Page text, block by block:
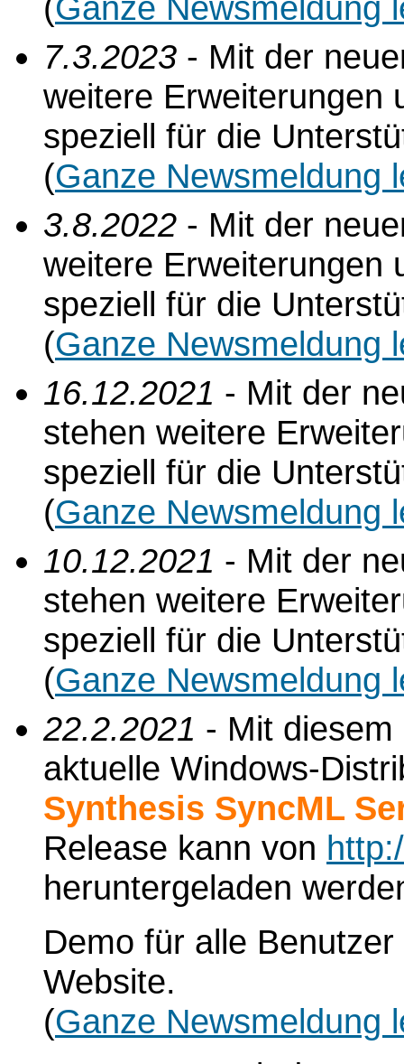
7.3.2023 - Mit der
weitere Erweiterungen
speziell für die
(Ganze Newsmeldung
3.8.2022 - Mit der
weitere Erweiterungen
speziell für die
(Ganze Newsmeldung
16.12.2021 - Mit der
stehen weitere
speziell für die
(Ganze Newsmeldung
10.12.2021 - Mit der
stehen weitere
speziell für die
(Ganze Newsmeldung
22.2.2021 - Mit diesem
aktuelle Windows-
Synthesis SyncML
Release kann von
heruntergeladen
Demo für alle
Website.
(Ganze Newsmeldung